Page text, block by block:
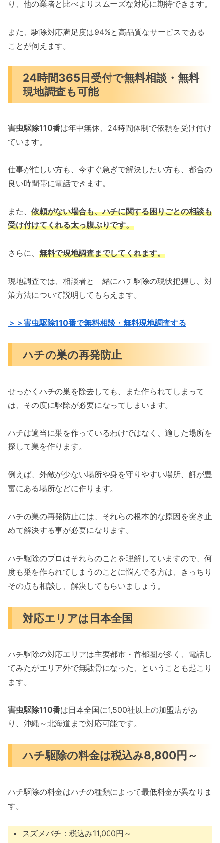
り、他の業者と比べよりスムーズな対応に期待できます。
また、駆除対応満足度は94%と高品質なサービスである
ことが伺えます。
24時間365日受付で無料相談・無料
現地調査も可能
害虫駆除110番は年中無休、24時間体制で依頼を受け付け
ています。
仕事が忙しい方も、今すぐ急ぎで解決したい方も、都合の
良い時間帯に電話できます。
また、 依頼がない場合も、ハチに関する困りごとの相談も
受け付けてくれる太っ腹ぶりです。
さらに、 無料で現地調査までしてくれます。
現地調査では、相談者と一緒にハチ駆除の現状把握し、対
策方法について説明してもらえます。
＞＞害虫駆除110番で無料相談・無料現地調査する
ハチの巣の再発防止
せっかくハチの巣を除去しても、また作られてしまって
は、その度に駆除が必要になってしまいます。
ハチは適当に巣を作っているわけではなく、適した場所を
探して巣を作ります。
例えば、外敵が少ない場所や身を守りやすい場所、餌が豊
富にある場所などに作ります。
ハチの巣の再発防止には、それらの根本的な原因を突き止
めて解決する事が必要になります。
ハチ駆除のプロはそれらのことを理解していますので、何
度も巣を作られてしまうのことに悩んでる方は、きっちり
その点も相談し、解決してもらいましょう。
対応エリアは日本全国
ハチ駆除の対応エリアは主要都市・首都圏が多く、電話し
てみたがエリア外で無駄骨になった、ということも起こり
ます。
害虫駆除110番は日本全国に1,500社以上の加盟店があ
り、沖縄～北海道まで対応可能です。
ハチ駆除の料金は税込み8,800円～
ハチ駆除の料金はハチの種類によって最低料金が異なりま
す。
スズメバチ：税込み11,000円～